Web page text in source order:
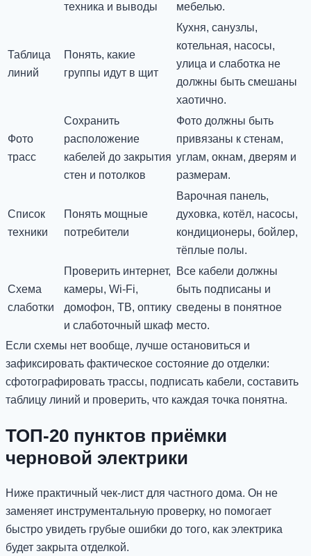
техника и выводы
мебелью.
Таблица
линий
Понять, какие
группы идут в щит
Кухня, санузлы,
котельная, насосы,
улица и слаботка не
должны быть смешаны
хаотично.
Фото
трасс
Сохранить
расположение
кабелей до закрытия
стен и потолков
Фото должны быть
привязаны к стенам,
углам, окнам, дверям и
размерам.
Список
техники
Понять мощные
потребители
Варочная панель,
духовка, котёл, насосы,
кондиционеры, бойлер,
тёплые полы.
Схема
слаботки
Проверить интернет,
камеры, Wi-Fi,
домофон, ТВ, оптику
и слаботочный шкаф
Все кабели должны
быть подписаны и
сведены в понятное
место.
Если схемы нет вообще, лучше остановиться и
зафиксировать фактическое состояние до отделки:
сфотографировать трассы, подписать кабели, составить
таблицу линий и проверить, что каждая точка понятна.
ТОП-20 пунктов приёмки
черновой электрики
Ниже практичный чек-лист для частного дома. Он не
заменяет инструментальную проверку, но помогает
быстро увидеть грубые ошибки до того, как электрика
будет закрыта отделкой.